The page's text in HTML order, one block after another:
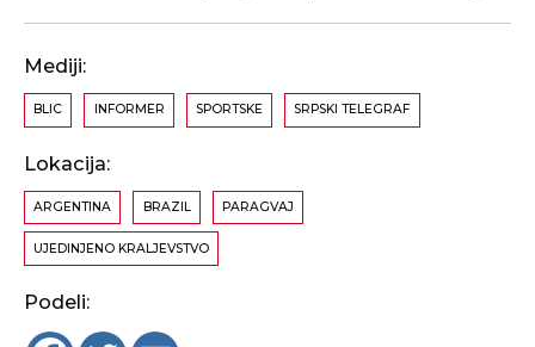
Mediji:
BLIC INFORMER SPORTSKE SRPSKI TELEGRAF
Lokacija:
ARGENTINA BRAZIL PARAGVAJ
UJEDINJENO KRALJEVSTVO
Podeli: